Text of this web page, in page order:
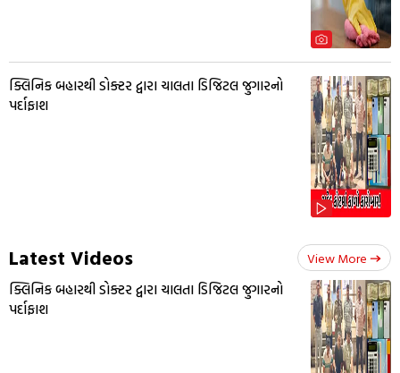
ક્લિનિક બહારથી ડોક્ટર દ્વારા ચાલતા ડિજિટલ જુગારનો
પર્દાફાશ
Latest Videos View More
ક્લિનિક બહારથી ડોક્ટર દ્વારા ચાલતા ડિજિટલ જુગારનો
પર્દાફાશ